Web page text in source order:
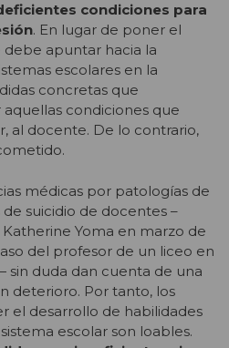
condiciones para
. En lugar de poner el
apuntar hacia la
escolares en la
concretas que
condiciones que
al docente. De lo contrario,
médicas por patologías de
suicidio de docentes –
Yoma en marzo de
del profesor de un liceo en
sin duda dan cuenta de una
deterioro. Por tanto, los
el desarrollo de habilidades
escolar son loables.